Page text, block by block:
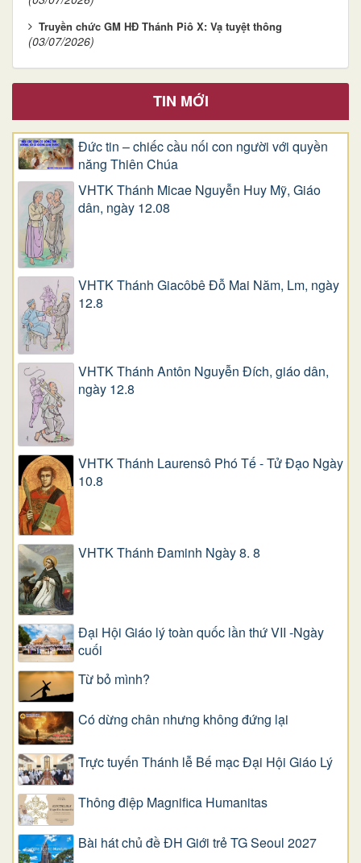
Truyền chức GM HĐ Thánh Piô X: Vạ tuyệt thông
(03/07/2026)
TIN MỚI
Đức tin – chiếc cầu nối con người với quyền
năng Thiên Chúa
VHTK Thánh Micae Nguyễn Huy Mỹ, Giáo
dân, ngày 12.08
VHTK Thánh Giacôbê Ðỗ Mai Năm, Lm, ngày
12.8
VHTK Thánh Antôn Nguyễn Ðích, giáo dân,
ngày 12.8
VHTK Thánh Laurensô Phó Tế - Tử Đạo Ngày
10.8
VHTK Thánh Đaminh Ngày 8. 8
Đại Hội Giáo lý toàn quốc lần thứ VII -Ngày
cuối
Từ bỏ mình?
Có dừng chân nhưng không đứng lại
Trực tuyến Thánh lễ Bế mạc Đại Hội Giáo Lý
Thông điệp Magnifica Humanitas
Bài hát chủ đề ĐH Giới trẻ TG Seoul 2027